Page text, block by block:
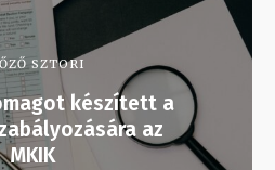
SZTORI
készített a
az
MKIK